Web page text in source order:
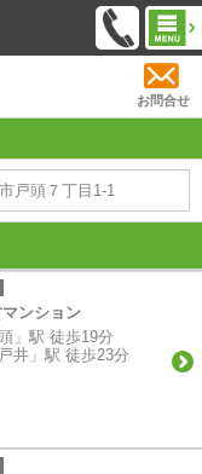
お問合せ
戸頭７丁目1-1
ンション
」駅 徒歩19分
井」駅 徒歩23分